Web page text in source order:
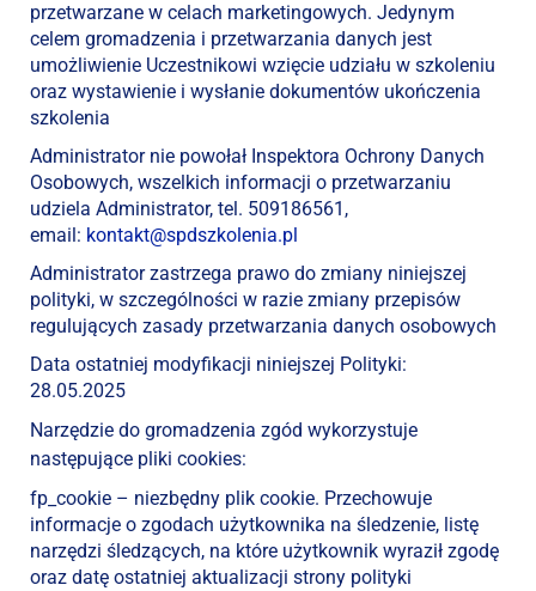
przetwarzane w celach marketingowych. Jedynym
celem gromadzenia i przetwarzania danych jest
umożliwienie Uczestnikowi wzięcie udziału w szkoleniu
oraz wystawienie i wysłanie dokumentów ukończenia
szkolenia
Administrator nie powołał Inspektora Ochrony Danych
Osobowych, wszelkich informacji o przetwarzaniu
udziela Administrator, tel. 509186561,
email: kontakt@spdszkolenia.pl
Administrator zastrzega prawo do zmiany niniejszej
polityki, w szczególności w razie zmiany przepisów
regulujących zasady przetwarzania danych osobowych
Data ostatniej modyfikacji niniejszej Polityki:
28.05.2025
Narzędzie do gromadzenia zgód wykorzystuje
następujące pliki cookies:
fp_cookie – niezbędny plik cookie. Przechowuje
informacje o zgodach użytkownika na śledzenie, listę
narzędzi śledzących, na które użytkownik wyraził zgodę
oraz datę ostatniej aktualizacji strony polityki